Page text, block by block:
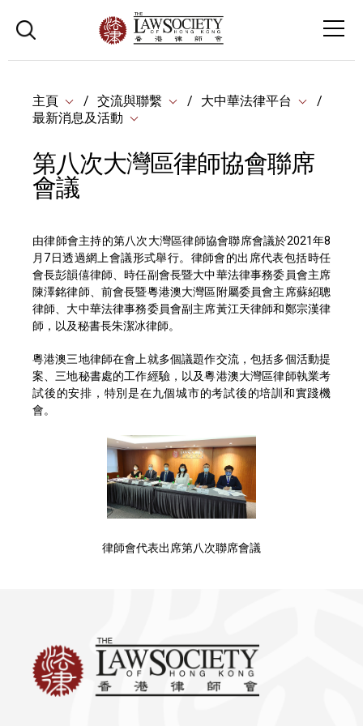
主頁 交流與聯繫
大中華法律平台
最新消息及活動
第八次大灣區律師協會聯席
會議
由律師會主持的第八次大灣區律師協會聯席會議於2021年8
月7日透過網上會議形式舉行。律師會的出席代表包括時任
會長彭韻僖律師、時任副會長暨大中華法律事務委員會主席
陳澤銘律師、前會長暨粵港澳大灣區附屬委員會主席蘇紹聰
律師、大中華法律事務委員會副主席黃江天律師和鄭宗漢律
師，以及秘書長朱潔冰律師。
粵港澳三地律師在會上就多個議題作交流，包括多個活動提
案、三地秘書處的工作經驗，以及粵港澳大灣區律師執業考
試後的安排，特別是在九個城市的考試後的培訓和實踐機
會。
律師會代表出席第八次聯席會議